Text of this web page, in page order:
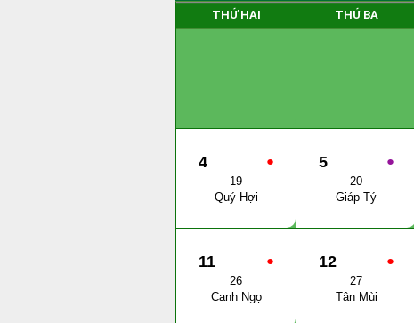
THỨ HAI THỨ BA
●
4
19
Quý Hợi
●
5
20
Giáp Tý
●
11
26
Canh Ngọ
●
12
27
Tân Mùi